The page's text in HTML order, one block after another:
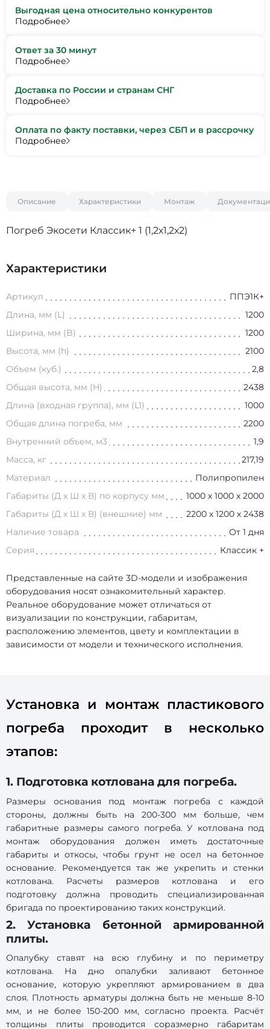
Выгодная цена относительно конкурентов
Подробнее
Ответ за 30 минут
Подробнее
Доставка по России и странам СНГ
Подробнее
Оплата по факту поставки, через СБП и в рассрочку
Подробнее
Описание Характеристики Монтаж
Погреб Экосети Классик+ 1 (1,2х1,2х2)
Характеристики
Артикул
ППЭ1К+
Длина, мм (L)
1200
Ширина, мм (B)
1200
Высота, мм (h)
2100
Объем (куб.)
2,8
Общая высота, мм (H)
2438
Длина (входная группа), мм (L1)
1000
Общая длина погреба, мм
2200
Внутренний объем, м3
1,9
Масса, кг
217,19
Материал
Полипропилен
Габариты (Д х Ш х В) по корпусу мм
1000 х 1000 х 2000
Габариты (Д х Ш х В) (внешние) мм
2200 х 1200 х 2438
Наличие товара
От 1 дня
Серия
Классик +
Представленные на сайте 3D-модели и изображения
оборудования носят ознакомительный характер.
Реальное оборудование может отличаться от
визуализации по конструкции, габаритам,
расположению элементов, цвету и комплектации в
зависимости от модели и технического исполнения.
Установка и монтаж пластикового
погреба проходит в несколько
этапов:
1. Подготовка котлована для погреба.
Размеры основания под монтаж погреба с каждой
стороны, должны быть на 200-300 мм больше, чем
габаритные размеры самого погреба. У котлована под
монтаж оборудования должен иметь достаточные
габариты и откосы, чтобы грунт не осел на бетонное
основание. Рекомендуется так же укрепить и стенки
котлована. Расчеты размеров котлована и его
подготовку должна проводить специализированная
бригада по проектированию таких конструкций.
2. Установка бетонной армированной
плиты.
Опалубку ставят на всю глубину и по периметру
котлована. На дно опалубки заливают бетонное
основание, которую укрепляют армированием в два
слоя. Плотность арматуры должна быть не меньше 8-10
мм, и не более 150-200 мм, согласно проекта. Расчёт
толщины плиты проводится соразмерно габаритам